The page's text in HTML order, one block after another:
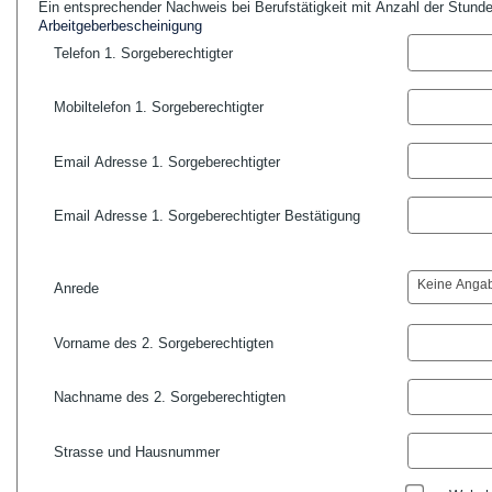
Ein entsprechender Nachweis bei Berufstätigkeit mit Anzahl der
Arbeitgeberbescheinigung
Telefon 1. Sorgeberechtigter
Mobiltelefon 1. Sorgeberechtigter
Email Adresse 1. Sorgeberechtigter
Email Adresse 1. Sorgeberechtigter Bestätigung
Anrede Keine
Vorname des 2. Sorgeberechtigten
Nachname des 2. Sorgeberechtigten
Strasse und Hausnummer